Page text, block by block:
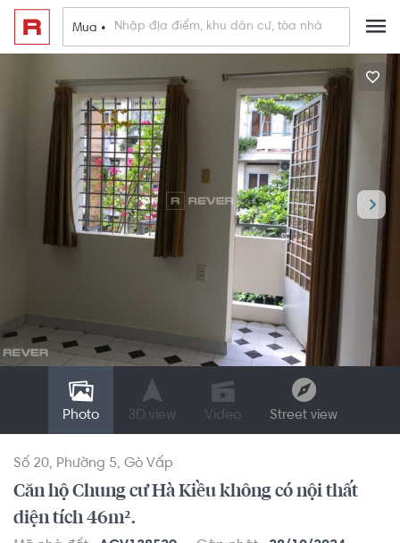
Mua •
Photo 3D view Video Street view
Số 20 Phường 5 Gò Vấp
Căn hộ Chung cư Hà Kiều không có nội thất
diện tích 46m².